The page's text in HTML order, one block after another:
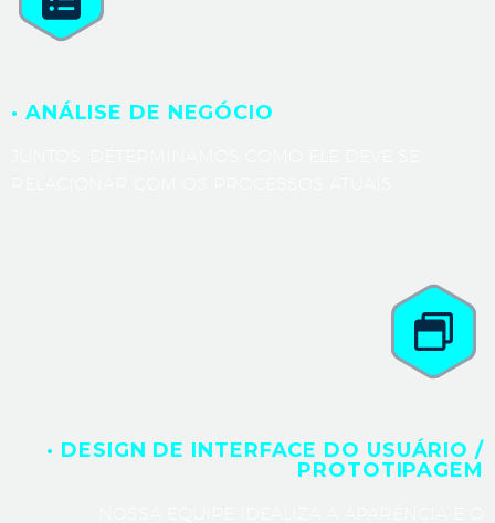
· ANÁLISE DE NEGÓCIO
· DESIGN DE INTERFACE DO USUÁRIO /
PROTOTIPAGEM